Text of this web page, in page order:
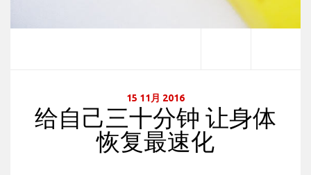
15 11月 2016
给自己三十分钟 让身体
恢复最速化